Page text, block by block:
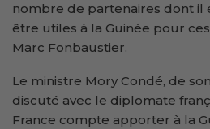
nombre de partenaires dont il
être utiles à la Guinée pour ces
Marc Fonbaustier.
Le ministre Mory Condé, de
discuté avec le diplomate
France compte apporter à la